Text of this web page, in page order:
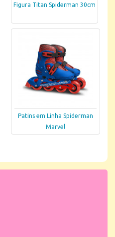
Figura Titan Spiderman 30cm
Patins em Linha Spiderman
Marvel